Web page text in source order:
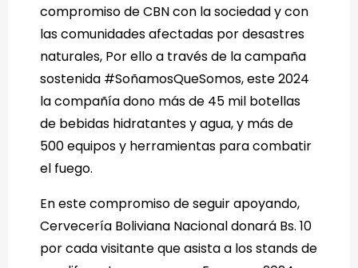
compromiso de CBN con la sociedad y con
las comunidades afectadas por desastres
naturales, Por ello a través de la campaña
sostenida #SoñamosQueSomos, este 2024
la compañía dono más de 45 mil botellas
de bebidas hidratantes y agua, y más de
500 equipos y herramientas para combatir
el fuego.
En este compromiso de seguir apoyando,
Cervecería Boliviana Nacional donará Bs. 10
por cada visitante que asista a los stands de